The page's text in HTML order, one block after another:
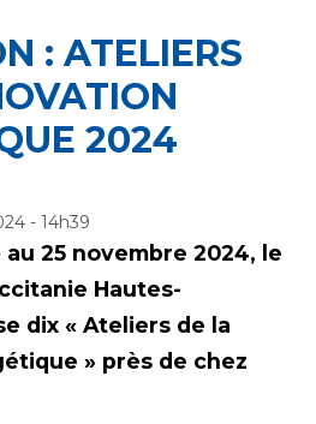
: ATELIERS
2024
- 14h39
25 novembre 2024, le
Hautes-
dix « Ateliers de la
» près de chez